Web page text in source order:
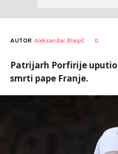
AUTOR Aleksandar Blagić 0
Patrijarh Porfirije uputio
smrti pape Franje.